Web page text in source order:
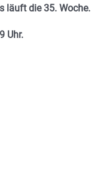
s läuft die 35. Woche.
Uhr.